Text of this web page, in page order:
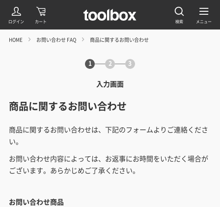
HOME お問い合わせ FAQ 商品に関するお問い合わせ
1 2 3
入力画面
商品に関するお問い合わせ
商品に関するお問い合わせは、下記のフォームよりご連絡くださ
い。
お問い合わせ内容によっては、お返事にお時間をいただく場合が
ございます。あらかじめご了承ください。
お問い合わせ商品